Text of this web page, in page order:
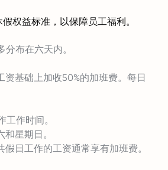
权益标准，以保障员工福利。
布在六天内。
基础上加收50%的加班费。每日
作时间。
星期日。
日工作的工资通常享有加班费。